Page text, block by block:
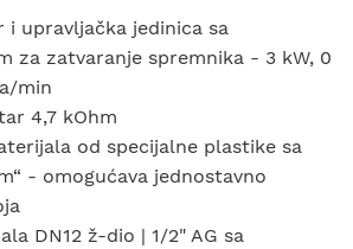
i upravljačka jedinica sa
za zatvaranje spremnika - 3 kW, 0
min
4,7 kOhm
od specijalne plastike sa
- omogućava jednostavno
DN12 ž-dio | 1/2" AG sa